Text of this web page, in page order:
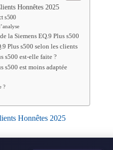
Honnêtes 2025
s500
la Siemens EQ.9 Plus s500
Plus s500 selon les clients
s500 est-elle faite ?
s500 est moins adaptée
?
Honnêtes 2025